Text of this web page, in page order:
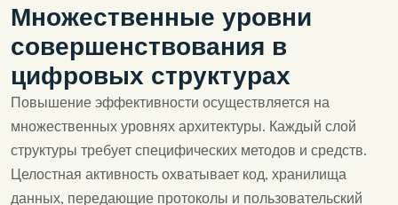
Множественные уровни
совершенствования в
цифровых структурах
Повышение эффективности осуществляется на
множественных уровнях архитектуры. Каждый слой
структуры требует специфических методов и средств.
Целостная активность охватывает код, хранилища
данных, передающие протоколы и пользовательский